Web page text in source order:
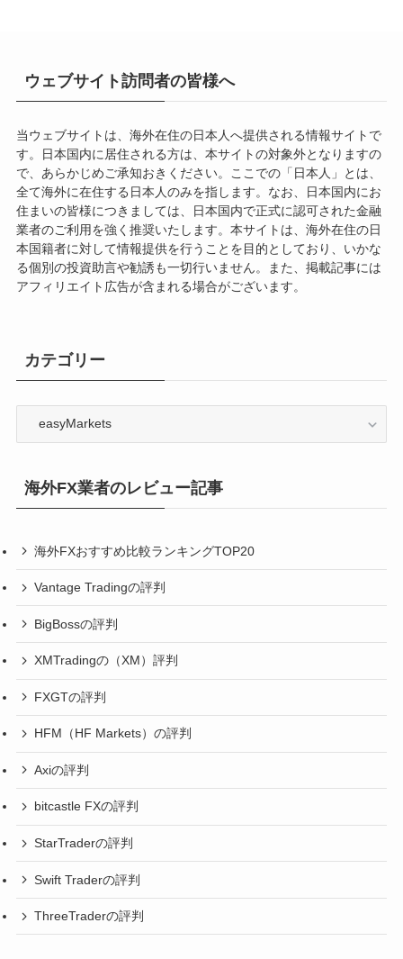
ウェブサイト訪問者の皆様へ
当ウェブサイトは、海外在住の日本人へ提供される情報サイトで
す。日本国内に居住される方は、本サイトの対象外となりますの
で、あらかじめご承知おきください。ここでの「日本人」とは、
全て海外に在住する日本人のみを指します。なお、日本国内にお
住まいの皆様につきましては、日本国内で正式に認可された金融
業者のご利用を強く推奨いたします。本サイトは、海外在住の日
本国籍者に対して情報提供を行うことを目的としており、いかな
る個別の投資助言や勧誘も一切行いません。また、掲載記事には
アフィリエイト広告が含まれる場合がございます。
カテゴリー
ー海外FX業者のレビュー記事
海外FXおすすめ比較ランキングTOP20
Vantage Tradingの評判
BigBossの評判
XMTradingの（XM）評判
FXGTの評判
HFM（HF Markets）の評判
Axiの評判
bitcastle FXの評判
StarTraderの評判
Swift Traderの評判
ThreeTraderの評判